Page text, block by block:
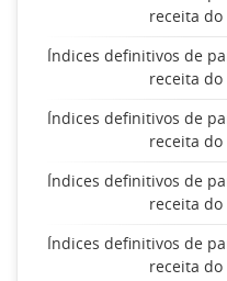
receita do
Índices definitivos de
receita do
Índices definitivos de
receita do
Índices definitivos de
receita do
Índices definitivos de
receita do